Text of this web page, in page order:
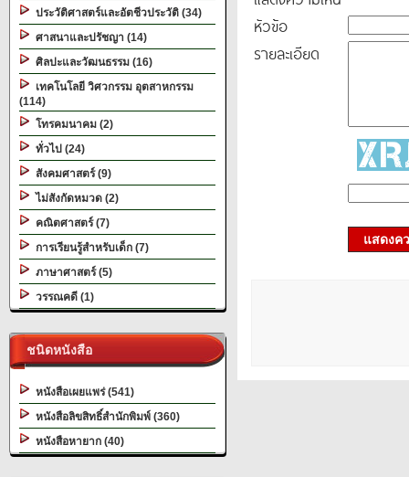
ประวัติศาสตร์และอัตชีวประวัติ (34)
ศาสนาและปรัชญา (14)
ศิลปะและวัฒนธรรม (16)
เทคโนโลยี วิศวกรรม อุตสาหกรรม
(114)
โทรคมนาคม (2)
ทั่วไป (24)
สังคมศาสตร์ (9)
ไม่สังกัดหมวด (2)
คณิตศาสตร์ (7)
การเรียนรู้สำหรับเด็ก (7)
ภาษาศาสตร์ (5)
วรรณคดี (1)
ชนิดหนังสือ
หนังสือเผยแพร่ (541)
หนังสือลิขสิทธิ์สำนักพิมพ์ (360)
หนังสือหายาก (40)
หัวข้อ
รายละเอียด
แสดงค